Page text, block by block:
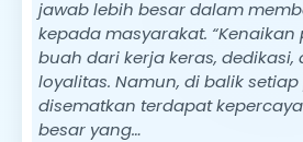
jawab lebih besar dalam
kepada masyarakat.
buah dari kerja keras, dedikasi,
loyalitas. Namun, di balik
disematkan terdapat
besar yang…